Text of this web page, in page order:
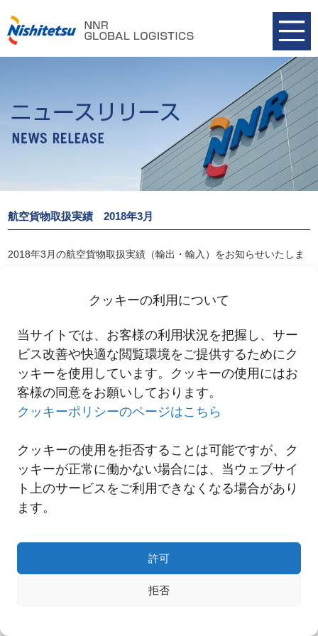
クッキーの利用について
当サイトでは、お客様の利用状況を把握し、サー
ビス改善や快適な閲覧環境をご提供するためにク
ッキーを使用しています。クッキーの使用にはお
客様の同意をお願いしております。
クッキーポリシーのページはこちら
クッキーの使用を拒否することは可能ですが、ク
ッキーが正常に働かない場合には、当ウェブサイ
ト上のサービスをご利用できなくなる場合があり
ます。
許可
拒否
航空貨物取扱実績 2018年3月
2018年3月の航空貨物取扱実績（輸出・輸入）をお知らせいたしま
一覧へ
Copyright© NNR GLOBAL LOGISTICS A Div.of Nishi-Nippon Railroad Co.,Ltd.